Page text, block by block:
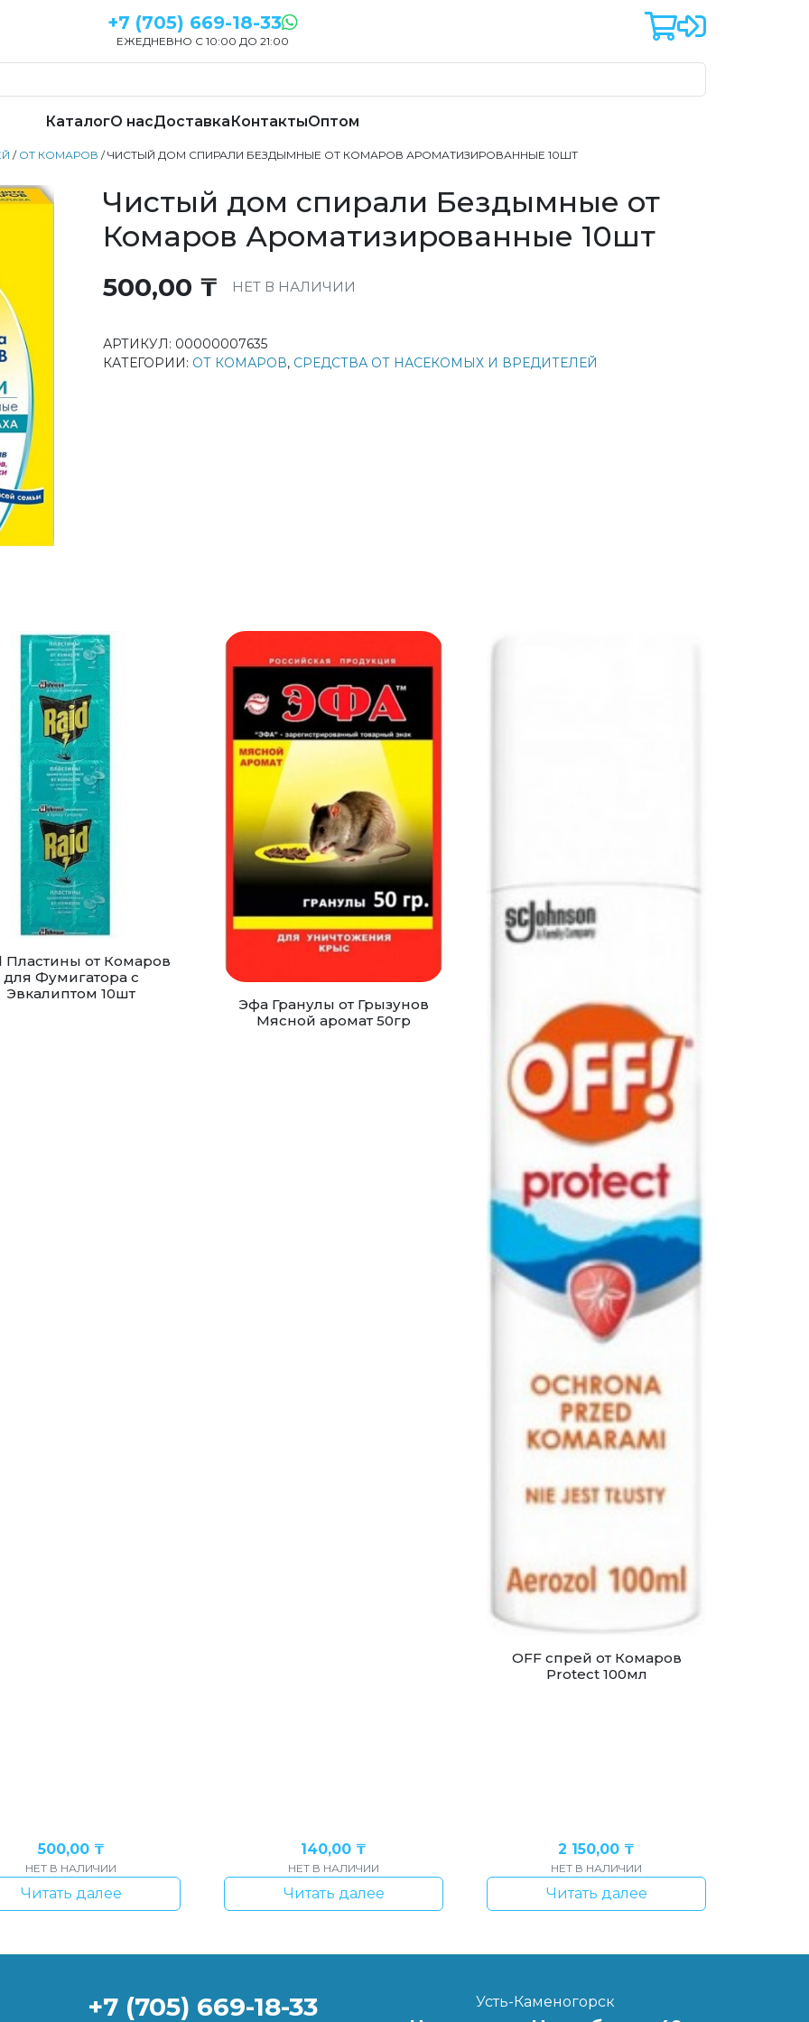
+7 (705) 669-18-33
ЕЖЕДНЕВНО С 10:00 ДО 21:00
КаталогО насДоставкаКонтактыОптом
/ ОТ КОМАРОВ / ЧИСТЫЙ ДОМ СПИРАЛИ БЕЗДЫМНЫЕ ОТ КОМАРОВ АРОМАТИЗИРОВАННЫЕ 10ШТ
Чистый дом спирали Бездымные от
Комаров Ароматизированные 10шт
500,00 ₸ НЕТ В НАЛИЧИИ
АРТИКУЛ: 00000007635
КАТЕГОРИИ: ОТ КОМАРОВ, СРЕДСТВА ОТ НАСЕКОМЫХ И ВРЕДИТЕЛЕЙ
Пластины от Комаров
для Фумигатора с
Эвкалиптом 10шт
500,00 ₸
НЕТ В НАЛИЧИИ
Читать далее
Эфа Гранулы от Грызунов
Мясной аромат 50гр
140,00 ₸
НЕТ В НАЛИЧИИ
Читать далее
OFF спрей от Комаров
Protect 100мл
2 150,00 ₸
НЕТ В НАЛИЧИИ
Читать далее
+7 (705) 669-18-33 Усть-Каменогорск